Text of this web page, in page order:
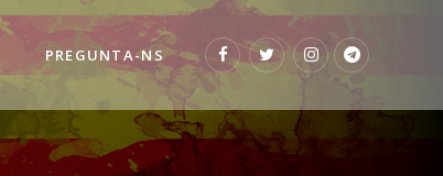
PREGUNTA-NS